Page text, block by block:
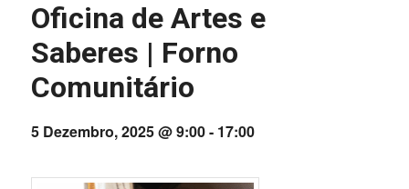
Oficina de Artes e
Saberes | Forno
Comunitário
5 Dezembro, 2025 @ 9:00- 17:00